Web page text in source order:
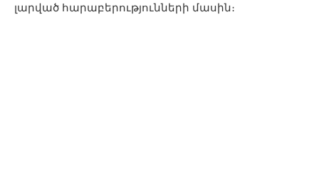
լարված հարաբերությունների մասին։